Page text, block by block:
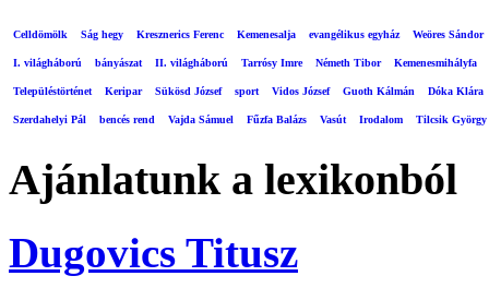
Celldömölk Ság hegy Kresznerics Ferenc Kemenesalja evangélikus egyház Weöres Sándor
I. világháború bányászat II. világháború Tarrósy Imre Németh Tibor Kemenesmihályfa
Településtörténet Keripar Sükösd József sport Vidos József Guoth Kálmán Dóka Klára
Szerdahelyi Pál bencés rend Vajda Sámuel Fűzfa Balázs Vasút Irodalom Tilcsik György
Ajánlatunk a lexikonból
Dugovics Titusz